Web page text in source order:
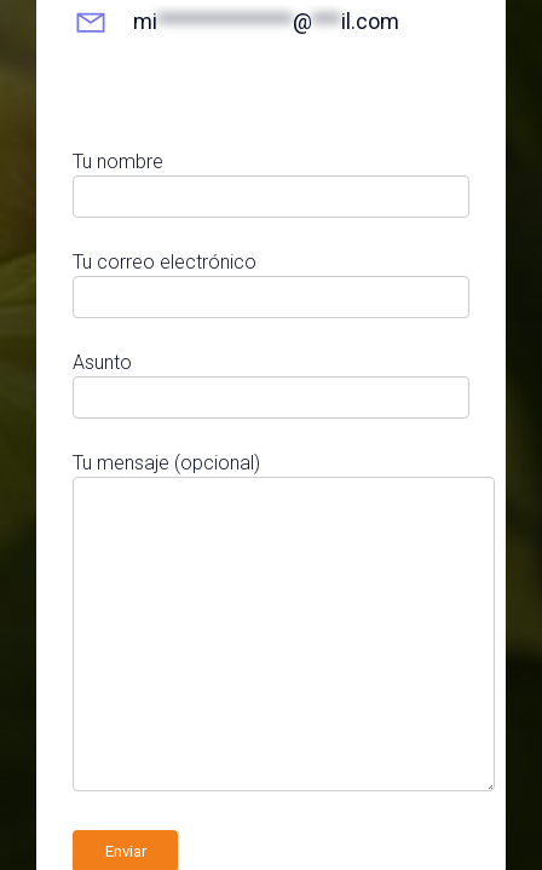
mi**************@***il.com
Tu nombre
Tu correo electrónico
Asunto
Tu mensaje (opcional)